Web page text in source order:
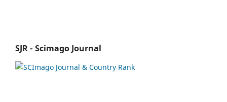
SJR - Scimago Journal